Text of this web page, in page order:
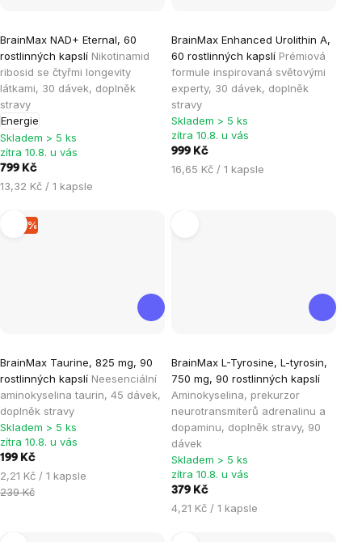
BrainMax NAD+ Eternal, 60
rostlinných kapslí Nikotinamid
ribosid se čtyřmi longevity
látkami, 30 dávek, doplněk
stravy
Energie
hodnocení
produktu
je
5,0
z
5
hvězdiček.
Skladem > 5 ks
zítra 10.8. u vás
799 Kč
Měrná
13,32 Kč / 1 kapsle
BrainMax Enhanced Urolithin A,
60 rostlinných kapslí Prémiová
formule inspirovaná světovými
experty, 30 dávek, doplněk
stravy
hodnocení
produktu
je
5,0
z
5
hvězdiček.
Skladem > 5 ks
zítra 10.8. u vás
999 Kč
Měrná
16,65 Kč / 1 kapsle
–16 %
BrainMax Taurine, 825 mg, 90
rostlinných kapslí Neesenciální
aminokyselina taurin, 45 dávek,
doplněk stravy
hodnocení
produktu
je
5,0
z
hvězdiček.
Skladem > 5 ks
zítra 10.8. u vás
199 Kč
Měrná
cena:
2,21 Kč / 1 kapsle
239 Kč
BrainMax L-Tyrosine, L-tyrosin,
750 mg, 90 rostlinných kapslí
Aminokyselina, prekurzor
neurotransmiterů adrenalinu a
dopaminu, doplněk stravy, 90
dávek
hodnocení
produktu
je
5,0
z
5
hvězdiček.
Skladem > 5 ks
zítra 10.8. u vás
379 Kč
Měrná
4,21 Kč / 1 kapsle